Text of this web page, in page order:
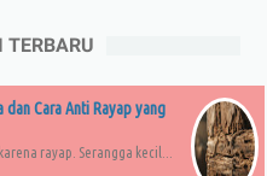
TERBARU
Cara Anti Rayap yang
rayap. Serangga kecil...